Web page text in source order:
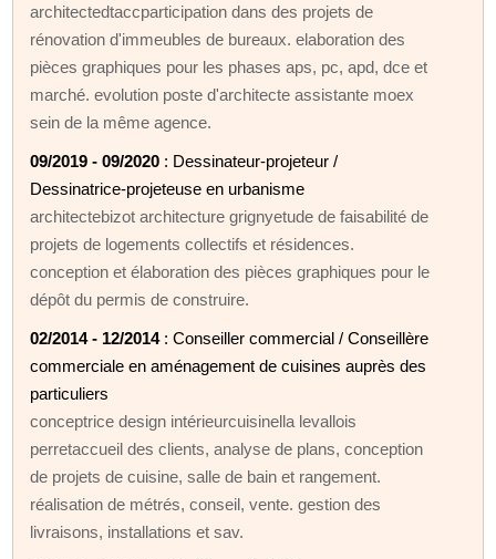
architectedtaccparticipation dans des projets de
rénovation d'immeubles de bureaux. elaboration des
pièces graphiques pour les phases aps, pc, apd, dce et
marché. evolution poste d'architecte assistante moex
sein de la même agence.
09/2019 - 09/2020 : Dessinateur-projeteur /
Dessinatrice-projeteuse en urbanisme
architectebizot architecture grignyetude de faisabilité de
projets de logements collectifs et résidences.
conception et élaboration des pièces graphiques pour le
dépôt du permis de construire.
02/2014 - 12/2014: Conseiller commercial / Conseillère
commerciale en aménagement de cuisines auprès des
particuliers
conceptrice design intérieurcuisinella levallois
perretaccueil des clients, analyse de plans, conception
de projets de cuisine, salle de bain et rangement.
réalisation de métrés, conseil, vente. gestion des
livraisons, installations et sav.